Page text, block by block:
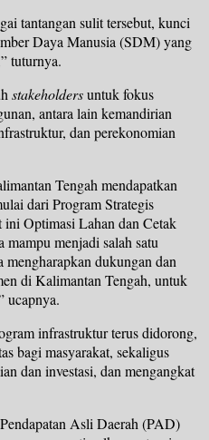
tantangan sulit tersebut, kunci
Daya Manusia (SDM) yang
tuturnya.
stakeholdersuntuk fokus
antara lain kemandirian
dan perekonomian
Tengah mendapatkan
dari Program Strategis
ini Optimasi Lahan dan Cetak
menjadi salah satu
dukungan dan
di Kalimantan Tengah, untuk
ucapnya.
infrastruktur terus didorong,
bagi masyarakat, sekaligus
dan investasi, dan mengangkat
Asli Daerah (PAD)